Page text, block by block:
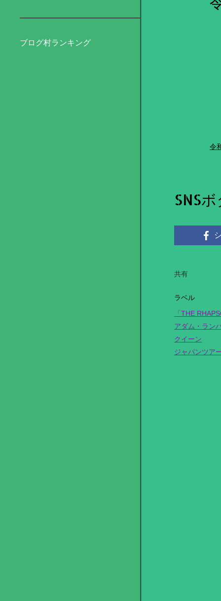
令
SNS
共有
ラベル
「THE
アダム・ラン
クイーン
ジャパンツア
ブログ村ランキング